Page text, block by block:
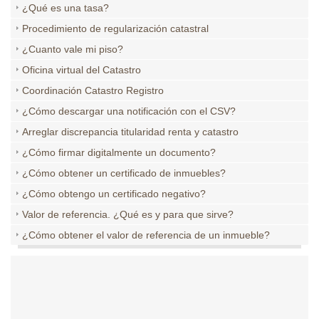
¿Qué es una tasa?
Procedimiento de regularización catastral
¿Cuanto vale mi piso?
Oficina virtual del Catastro
Coordinación Catastro Registro
¿Cómo descargar una notificación con el CSV?
Arreglar discrepancia titularidad renta y catastro
¿Cómo firmar digitalmente un documento?
¿Cómo obtener un certificado de inmuebles?
¿Cómo obtengo un certificado negativo?
Valor de referencia. ¿Qué es y para que sirve?
¿Cómo obtener el valor de referencia de un inmueble?